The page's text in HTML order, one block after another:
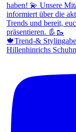
🍁Trend-&
Hillenhinrichs